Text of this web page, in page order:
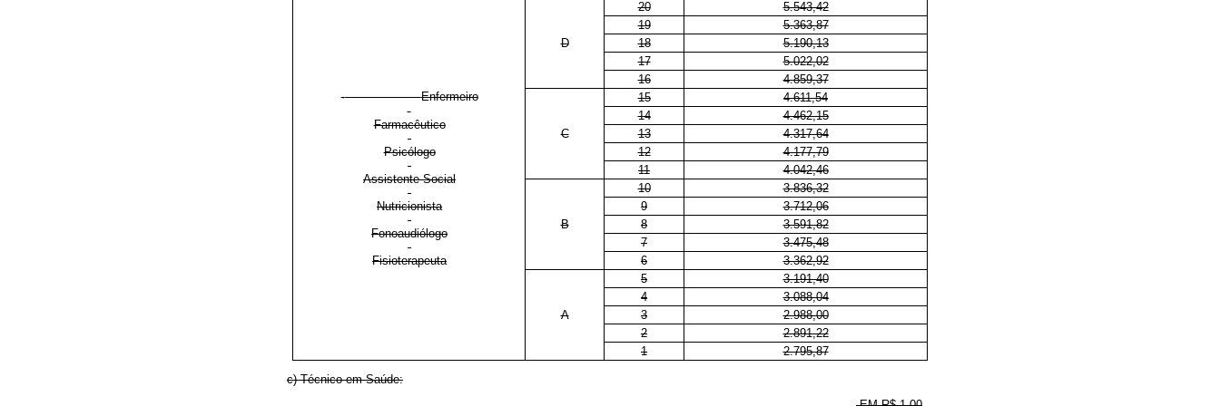
· Enfermeiro
Farmacêutico
Psicólogo
Assistente Social
Nutricionista
Fonoaudiólogo
Fisioterapeuta
D
20
5.543,42
19
5.363,87
18
5.190,13
17
5.022,02
16
4.859,37
C
15
4.611,54
14
4.462,15
13
4.317,64
12
4.177,79
11
4.042,46
B
10
3.836,32
9
3.712,06
8
3.591,82
7
3.475,48
6
3.362,92
A
5
3.191,40
4
3.088,04
3
2.988,00
2
2.891,22
1
2.795,87
c) Técnico em Saúde: